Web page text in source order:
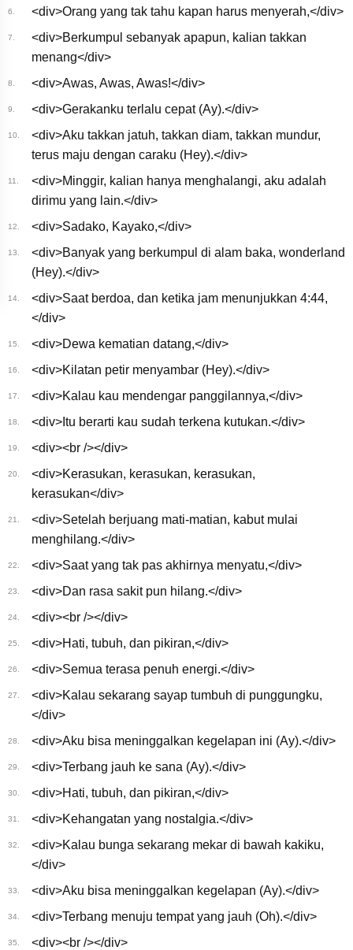
6. <div>Orang yang tak tahu kapan harus menyerah,</div>
7.
<div>Berkumpul sebanyak apapun, kalian takkan
menang</div>
8. <div>Awas, Awas, Awas!</div>
9. <div>Gerakanku terlalu cepat (Ay).</div>
10.
<div>Aku takkan jatuh, takkan diam, takkan mundur,
terus maju dengan caraku (Hey).</div>
11.
<div>Minggir, kalian hanya menghalangi, aku adalah
dirimu yang lain.</div>
12. <div>Sadako, Kayako,</div>
13.
<div>Banyak yang berkumpul di alam baka, wonderland
(Hey).</div>
14.
<div>Saat berdoa, dan ketika jam menunjukkan 4:44,
</div>
15. <div>Dewa kematian datang,</div>
16. <div>Kilatan petir menyambar (Hey).</div>
17. <div>Kalau kau mendengar panggilannya,</div>
18. <div>Itu berarti kau sudah terkena kutukan.</div>
19. <div><br /></div>
20.
<div>Kerasukan, kerasukan, kerasukan,
kerasukan</div>
21.
<div>Setelah berjuang mati-matian, kabut mulai
menghilang.</div>
22. <div>Saat yang tak pas akhirnya menyatu,</div>
23. <div>Dan rasa sakit pun hilang.</div>
24. <div><br /></div>
25. <div>Hati, tubuh, dan pikiran,</div>
26. <div>Semua terasa penuh energi.</div>
27.
<div>Kalau sekarang sayap tumbuh di punggungku,
</div>
28. <div>Aku bisa meninggalkan kegelapan ini (Ay).</div>
29. <div>Terbang jauh ke sana (Ay).</div>
30. <div>Hati, tubuh, dan pikiran,</div>
31. <div>Kehangatan yang nostalgia.</div>
32.
<div>Kalau bunga sekarang mekar di bawah kakiku,
</div>
33. <div>Aku bisa meninggalkan kegelapan (Ay).</div>
34. <div>Terbang menuju tempat yang jauh (Oh).</div>
35. <div><br /></div>